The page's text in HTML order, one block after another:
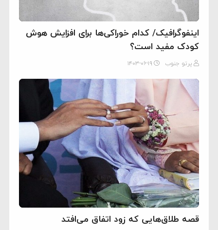
اینفوگرافیک/ کدام خوراکی‌ها برای افزایش هوش
کودک مفید است؟
پرتو جنوب ۱۴۰۳-۰۶-۱۹
قصه طلاق‌هایی که زود اتفاق می‌افتد